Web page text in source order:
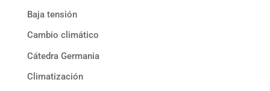
Baja tensión
Cambio climático
Cátedra Germania
Climatización